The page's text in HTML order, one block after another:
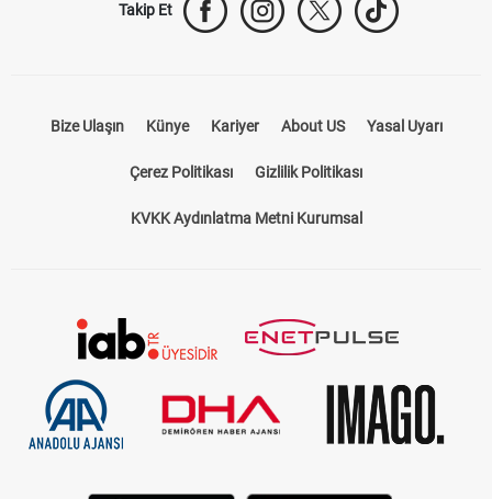
Takip Et
Bize Ulaşın Künye Kariyer About US Yasal Uyarı
Çerez Politikası Gizlilik Politikası
KVKK Aydınlatma Metni Kurumsal